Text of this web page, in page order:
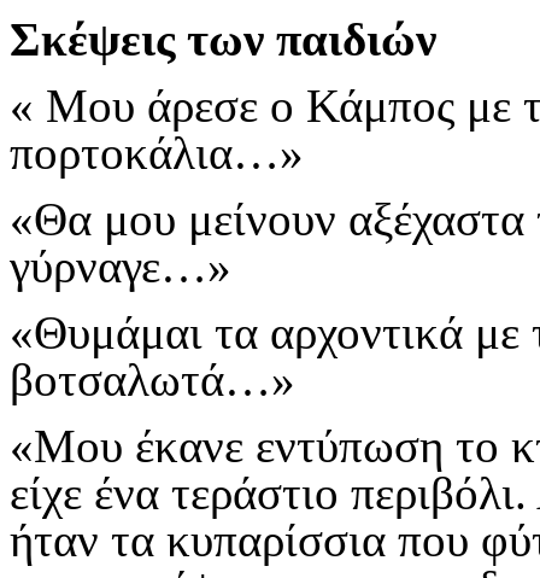
Σκέψεις των παιδιών
« Μου άρεσε ο Κάμπος με
πορτοκάλια…»
«Θα μου μείνουν αξέχαστα
γύρναγε…»
«Θυμάμαι τα αρχοντικά με
βοτσαλωτά…»
«Μου έκανε εντύπωση το
είχε ένα τεράστιο
ήταν τα κυπαρίσσια που